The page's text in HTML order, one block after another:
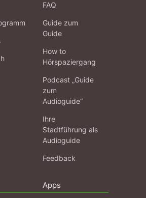
FAQ
Guide zum
Guide
How to
Hörspaziergang
Podcast „Guide
zum
Audioguide“
Ihre
Stadtführung als
Audioguide
Feedback
Apps